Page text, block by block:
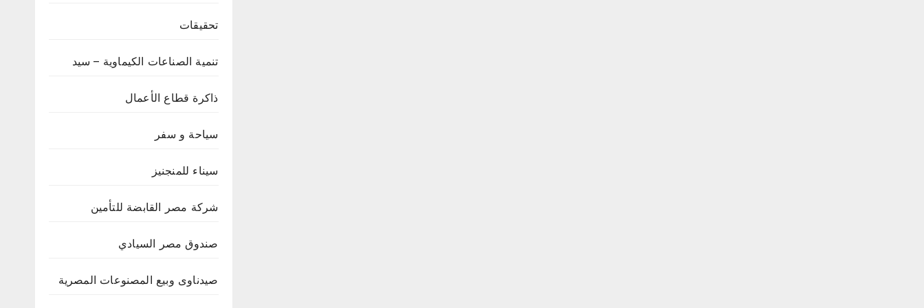
تحقيقات
تنمية الصناعات الكيماوية – سيد
ذاكرة قطاع الأعمال
سياحة و سفر
سيناء للمنجنيز
شركة مصر القابضة للتأمين
صندوق مصر السيادي
صيدناوى وبيع المصنوعات المصرية